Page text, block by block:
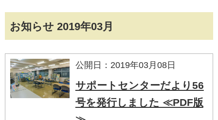
お知らせ 2019年03月
公開日：2019年03月08日
サポートセンターだより56
号を発行しました ≪PDF版